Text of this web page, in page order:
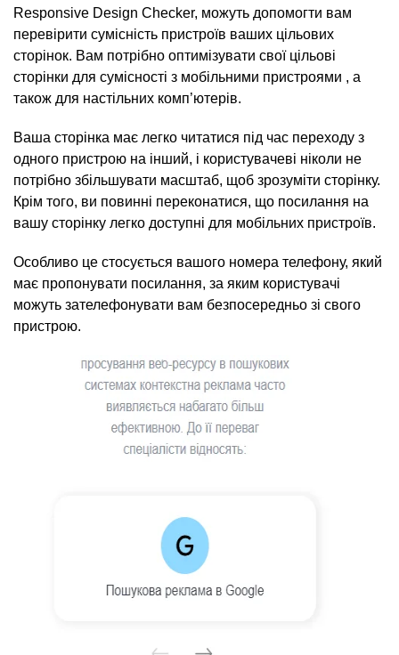
Responsive Design Checker, можуть допомогти вам
перевірити сумісність пристроїв ваших цільових
сторінок. Вам потрібно оптимізувати свої цільові
сторінки для сумісності з мобільними пристроями , а
також для настільних комп’ютерів.
Ваша сторінка має легко читатися під час переходу з
одного пристрою на інший, і користувачеві ніколи не
потрібно збільшувати масштаб, щоб зрозуміти сторінку.
Крім того, ви повинні переконатися, що посилання на
вашу сторінку легко доступні для мобільних пристроїв.
Особливо це стосується вашого номера телефону, який
має пропонувати посилання, за яким користувачі
можуть зателефонувати вам безпосередньо зі свого
пристрою.